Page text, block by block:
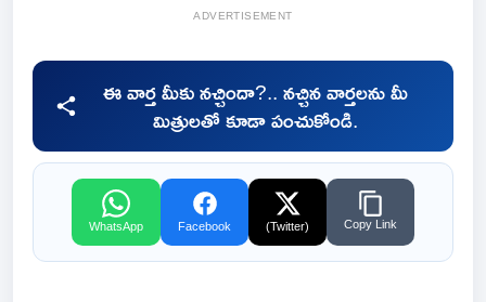
ADVERTISEMENT
ఈ వార్త మీకు నచ్చిందా?.. నచ్చిన వార్తలను మీ
మిత్రులతో కూడా పంచుకోండి.
WhatsApp Facebook (Twitter) Copy Link